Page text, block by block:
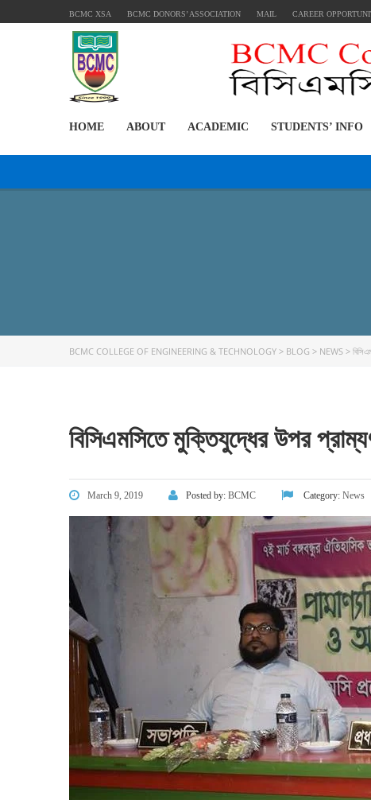
BCMC XSA BCMC DONORS’ ASSOCIATION MAIL CAREER
HOME ABOUT ACADEMIC STUDENTS’ INFO
BCMC COLLEGE OF ENGINEERING & TECHNOLOGY > BLOG > NEWS >
বিসিএমসিতে মুক্তিযুদ্ধের উপর
March 9, 2019 Posted by: BCMC Category: News